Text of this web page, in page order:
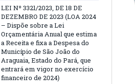
LEI Nº 3321/2023, DE 18 DE
DEZEMBRO DE 2023 (LOA 2024
– Dispõe sobre a Lei
Orçamentária Anual que estima
a Receita e fixa a Despesa do
Município de São João do
Araguaia, Estado do Pará, que
entrará em vigor no exercício
financeiro de 2024)